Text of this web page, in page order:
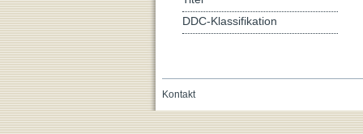
DDC-Klassifikation
Kontakt